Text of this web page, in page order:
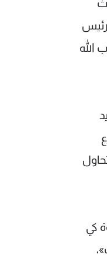
رئيس
الله
كي